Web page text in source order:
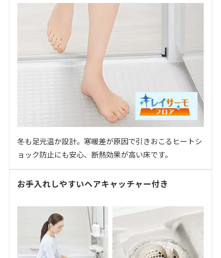
冬も足元温か設計。寒暖差が原因で引きおこるヒートシ
ョック防止にも安心、断熱効果が高い床です。
お手入れしやすいヘアキャッチャー付き